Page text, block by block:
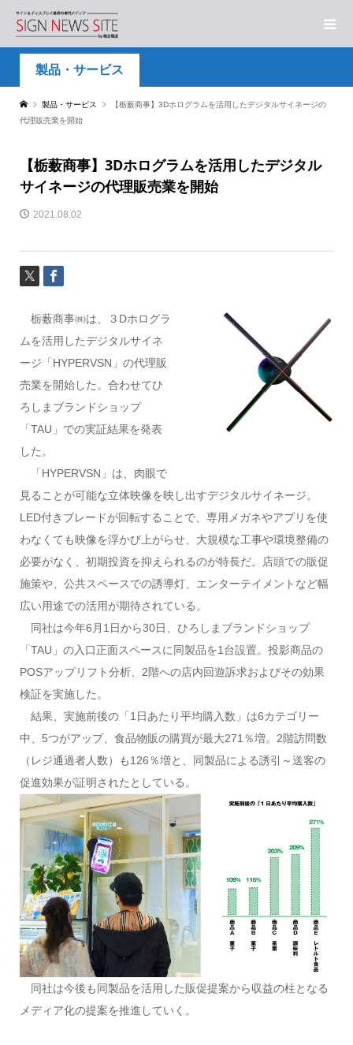
製品・サービス
製品・サービス
【栃薮商事】3Dホログラムを活用したデジタルサイネージの
代理販売業を開始
【栃薮商事】3Dホログラムを活用したデジタル
サイネージの代理販売業を開始
2021.08.02
栃薮商事㈱は、３Dホログラ
ムを活用したデジタルサイネ
ージ「HYPERVSN」の代理販
売業を開始した。合わせてひ
ろしまブランドショップ
「TAU」での実証結果を発表
した。
「HYPERVSN」は、肉眼で
見ることが可能な立体映像を映し出すデジタルサイネージ。
LED付きブレードが回転することで、専用メガネやアプリを使
わなくても映像を浮かび上がらせ、大規模な工事や環境整備の
必要がなく、初期投資を抑えられるのが特長だ。店頭での販促
施策や、公共スペースでの誘導灯、エンターテイメントなど幅
広い用途での活用が期待されている。
同社は今年6月1日から30日、ひろしまブランドショップ
「TAU」の入口正面スペースに同製品を1台設置。投影商品の
POSアップリフト分析、2階への店内回遊訴求およびその効果
検証を実施した。
結果、実施前後の「1日あたり平均購入数」は6カテゴリー
中、5つがアップ、食品物販の購買が最大271％増。2階訪問数
（レジ通過者人数）も126％増と、同製品による誘引～送客の
促進効果が証明されたとしている。
同社は今後も同製品を活用した販促提案から収益の柱となる
メディア化の提案を推進していく。